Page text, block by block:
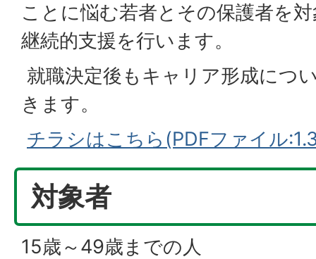
ことに悩む若者とその保護者を
継続的支援を行います。
就職決定後もキャリア形成につ
きます。
チラシはこちら(PDFファイル
対象者
15歳～49歳までの人